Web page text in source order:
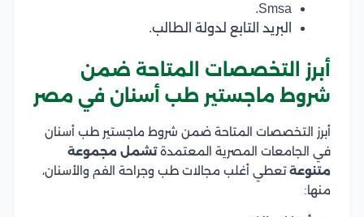
Smsa.
البريد التابع لدولة الطالب.
أبرز التخصصات المتاحة ضمن
شروط ماجستير طب أسنان في مصر
أبرز التخصصات المتاحة ضمن شروط ماجستير طب أسنان
في الجامعات المصرية المعتمدةتشمل مجموعة
متنوعةتعطي أغلب مجالات طب وجراحة الفم والأسنان،
منها: